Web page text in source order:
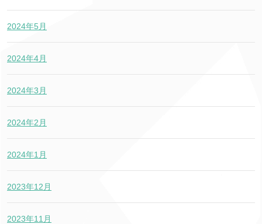
2024年5月
2024年4月
2024年3月
2024年2月
2024年1月
2023年12月
2023年11月